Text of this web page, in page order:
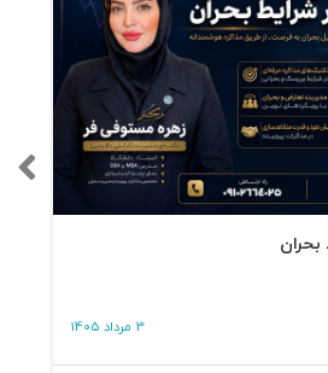
طراحی شده است که
آن را ترجمه و ارائه کرده است.
را با ویژگی‌ها،
ارزش‌هایش توصیف
با این کارت‌ها بازی
را «کشف» کنند نه
بحران
3 مرداد 1405